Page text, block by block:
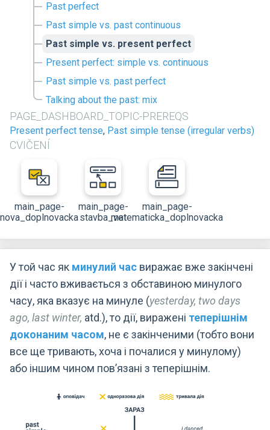
Past perfect
Past simple vs. past continuous
Past simple vs. present perfect
Present perfect: simple vs. continuous
Past simple vs. past perfect
Talking about the past: mix
PAGE_DASHBOARD_TOPIC-PREREQS
Present perfect tense, Past simple tense (irregular verbs)
CVIČENÍ
main_page-
nova_doplnovacka
main_page-
stavba_vet
main_page-
matematicka_doplnovacka
У той час як минулий час виражає вже закінчені
дії і часто вживається з обставиною минулого
часу, яка вказує на минуле (yesterday, two days
ago, last winter, atd.), то дії, виражені теперішнім
доконаним часом, не є закінченими (тобто вони
все ще тривають, хоча і почалися у минулому)
або іншим чином пов’язані з теперішнім.